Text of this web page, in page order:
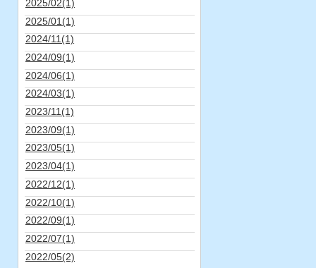
2025/02(1)
2025/01(1)
2024/11(1)
2024/09(1)
2024/06(1)
2024/03(1)
2023/11(1)
2023/09(1)
2023/05(1)
2023/04(1)
2022/12(1)
2022/10(1)
2022/09(1)
2022/07(1)
2022/05(2)